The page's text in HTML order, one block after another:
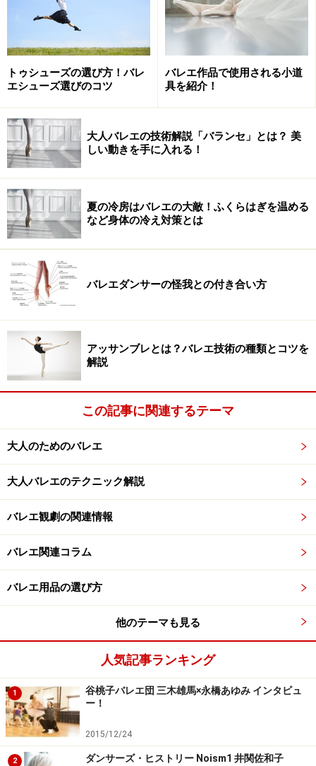
トゥシューズの選び方！バレ
エシューズ選びのコツ
バレエ作品で使用される小道
具を紹介！
大人バレエの技術解説「バランセ」とは？ 美
しい動きを手に入れる！
夏の冷房はバレエの大敵！ふくらはぎを温める
など身体の冷え対策とは
バレエダンサーの怪我との付き合い方
アッサンブレとは？バレエ技術の種類とコツを
解説
この記事に関連するテーマ
大人のためのバレエ
大人バレエのテクニック解説
バレエ観劇の関連情報
バレエ関連コラム
バレエ用品の選び方
他のテーマも見る
人気記事ランキング
1
谷桃子バレエ団 三木雄馬×永橋あゆみ インタビュ
ー！
2015/12/24
2 ダンサーズ・ヒストリー Noism1 井関佐和子